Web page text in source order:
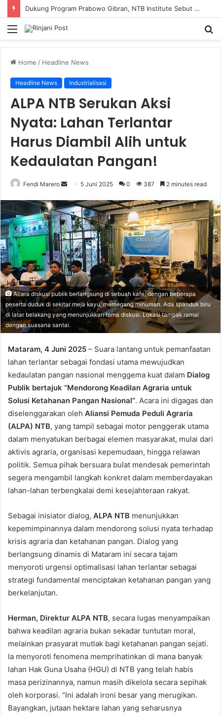
Dukung Program Prabowo Gibran, NTB Institute Sebut MBG dan Kopdes Solusi Percepatan Pembangunan Daerah 3T
Menu
Home / Headline News
Headline News Industrialisasi
ALPA NTB Serukan Aksi
Nyata: Lahan Terlantar
Harus Diambil Alih untuk
Kedaulatan Pangan!
Fendi Marero
Send
email
5 Juni 2025 0 387 2 minutes read
Acara diskusi publik berlangsung di sebuah kafe, dengan beberapa
peserta duduk di sekitar meja kayu, memegang minuman. Ada spanduk biru
di latar belakang yang menunjukkan tema diskusi. Lokasi tampak ramai
dengan suasana santai.
Mataram, 4 Juni 2025 – Suara lantang untuk pemanfaatan
lahan terlantar sebagai fondasi utama mewujudkan
kedaulatan pangan nasional menggema kuat dalam Dialog
Publik bertajuk “Mendorong Keadilan Agraria untuk
Solusi Ketahanan Pangan Nasional”. Acara ini digagas dan
diselenggarakan oleh Aliansi Pemuda Peduli Agraria
(ALPA) NTB, yang tampil sebagai motor penggerak utama
dalam menyatukan berbagai elemen masyarakat, mulai dari
aktivis agraria, organisasi kepemudaan, hingga relawan
politik. Semua pihak bersuara bulat mendesak pemerintah
segera mengambil langkah konkret dalam memberdayakan
lahan-lahan terbengkalai demi kesejahteraan rakyat.
Sebagai inisiator dialog, ALPA NTB menunjukkan
kepemimpinannya dalam mendorong solusi nyata terhadap
krisis agraria dan ketahanan pangan. Dialog yang
berlangsung dinamis di Mataram ini secara tajam
menyoroti urgensi optimalisasi lahan terlantar sebagai
strategi fundamental menciptakan ketahanan pangan yang
berkelanjutan.
Herman, Direktur ALPA NTB, secara lugas menyampaikan
bahwa keadilan agraria bukan sekadar tuntutan moral,
melainkan prasyarat mutlak bagi ketahanan pangan sejati.
Ia menyoroti fenomena memprihatinkan di mana banyak
lahan Hak Guna Usaha (HGU) di NTB yang telah habis
masa perizinannya, namun masih dikelola secara sepihak
oleh korporasi. “Ini adalah ironi besar yang merugikan.
Bayangkan, jutaan hektare lahan yang seharusnya